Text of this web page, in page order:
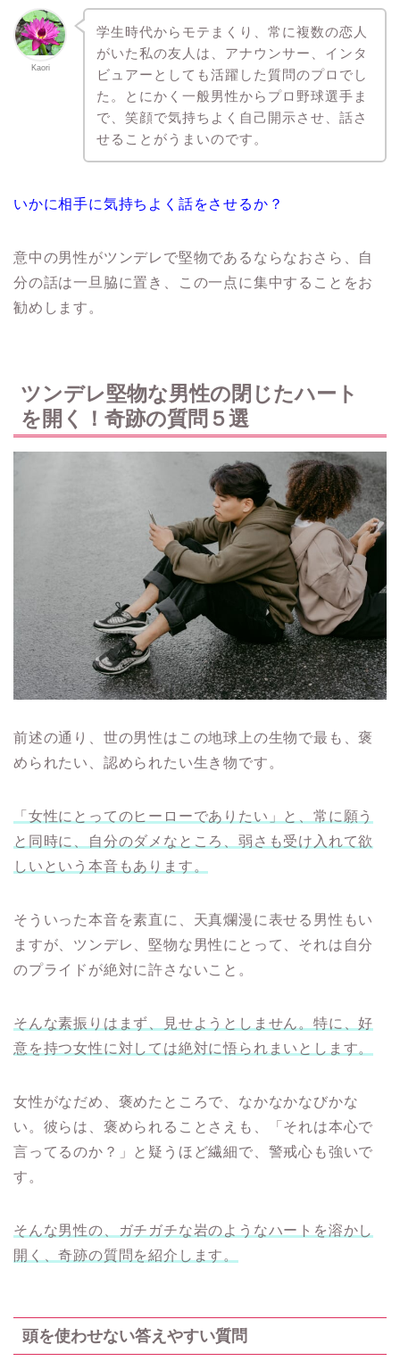
Kaori
学生時代からモテまくり、常に複数の恋人
がいた私の友人は、アナウンサー、インタ
ビュアーとしても活躍した質問のプロでし
た。とにかく一般男性からプロ野球選手ま
で、笑顔で気持ちよく自己開示させ、話さ
せることがうまいのです。
いかに相手に気持ちよく話をさせるか？
意中の男性がツンデレで堅物であるならなおさら、自
分の話は一旦脇に置き、この一点に集中することをお
勧めします。
ツンデレ堅物な男性の閉じたハート
を開く！奇跡の質問５選
前述の通り、世の男性はこの地球上の生物で最も、褒
められたい、認められたい生き物です。
「女性にとってのヒーローでありたい」と、常に願う
と同時に、
自分のダメなところ、弱さも受け入れて欲
しいという本音もあります。
そういった本音を素直に、天真爛漫に表せる男性もい
ますが、ツンデレ、堅物な男性にとって、それは自分
のプライドが絶対に許さないこと。
そんな素振りはまず、見せようとしません。特に、好
意を持つ女性に対しては絶対に悟られまいとします。
女性がなだめ、褒めたところで、なかなかなびかな
い。彼らは、褒められることさえも、「それは本心で
言ってるのか？」と疑うほど繊細で、警戒心も強いで
す。
そんな男性の、ガチガチな岩のようなハートを溶かし
開く、奇跡の質問を紹介します。
頭を使わせない答えやすい質問